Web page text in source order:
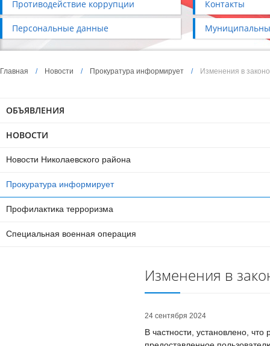
Противодействие коррупции Контакты
Персональные данные
Главная / Новости / Прокуратура информирует / Изменения в
ОБЪЯВЛЕНИЯ
НОВОСТИ
Новости Николаевского района
Прокуратура информирует
Профилактика терроризма
Специальная военная операция
Изменения в
24 сентября 2024
В частности, установлено,